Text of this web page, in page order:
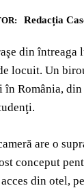
Redacția
şe din întreaga
locuit. Un
în România,
are o
conceput
acces din otel,